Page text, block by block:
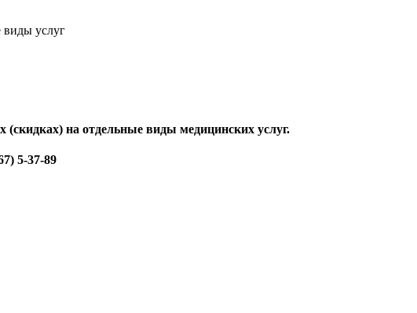
виды услуг
на отдельные виды медицинских услуг.
5-37-89